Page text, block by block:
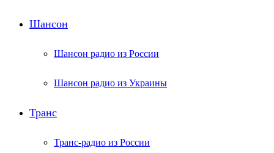
Шансон
Шансон радио из России
Шансон радио из Украины
Транс
Транс-радио из России